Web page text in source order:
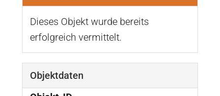
Dieses Objekt wurde bereits
erfolgreich vermittelt.
Objektdaten